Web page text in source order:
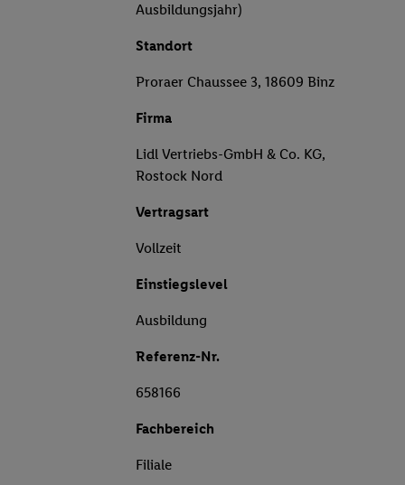
Ausbildungsjahr)
Standort
Proraer Chaussee 3, 18609 Binz
Firma
Lidl Vertriebs-GmbH & Co. KG,
Rostock Nord
Vertragsart
Vollzeit
Einstiegslevel
Ausbildung
Referenz-Nr.
658166
Fachbereich
Filiale